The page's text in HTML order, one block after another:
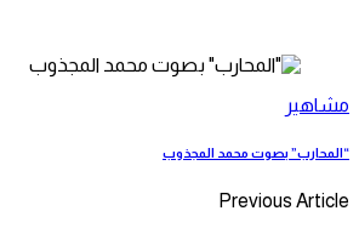
مشاهير
“المحارب” بصوت محمد المجذوب
Previous Article